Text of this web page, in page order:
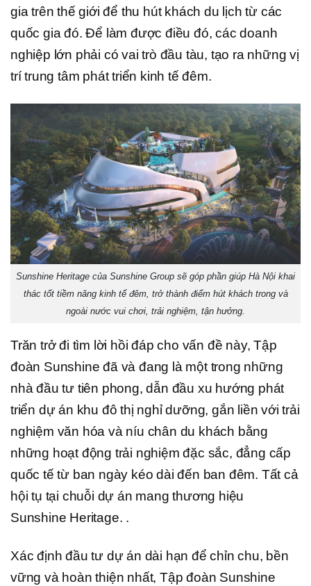
gia trên thế giới để thu hút khách du lịch từ các
quốc gia đó. Để làm được điều đó, các doanh
nghiệp lớn phải có vai trò đầu tàu, tạo ra những vị
trí trung tâm phát triển kinh tế đêm.
Sunshine Heritage của Sunshine Group sẽ góp phần giúp Hà Nội khai
thác tốt tiềm năng kinh tế đêm, trở thành điểm hút khách trong và
ngoài nước vui chơi, trải nghiệm, tận hưởng.
Trăn trở đi tìm lời hồi đáp cho vấn đề này, Tập
đoàn Sunshine đã và đang là một trong những
nhà đầu tư tiên phong, dẫn đầu xu hướng phát
triển dự án khu đô thị nghỉ dưỡng, gắn liền với trải
nghiệm văn hóa và níu chân du khách bằng
những hoạt động trải nghiệm đặc sắc, đẳng cấp
quốc tế từ ban ngày kéo dài đến ban đêm. Tất cả
hội tụ tại chuỗi dự án mang thương hiệu
Sunshine Heritage. .
Xác định đầu tư dự án dài hạn để chỉn chu, bền
vững và hoàn thiện nhất, Tập đoàn Sunshine